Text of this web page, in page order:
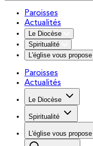
Paroisses
Actualités
Le Diocèse
Spiritualité
L'église vous propose
Paroisses
Actualités
Le Diocèse
Spiritualité
L'église vous propose